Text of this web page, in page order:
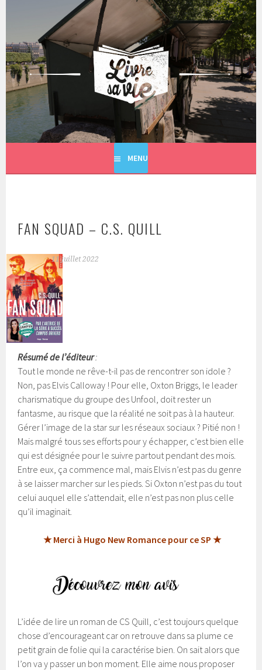
principal
LIVRE SA VIE
MENU
FAN SQUAD – C.S. QUILL
11 juillet 2022
Résumé de l’éditeur:
Tout le monde ne rêve-t-il pas de rencontrer son idole ?
Non, pas Elvis Calloway ! Pour elle, Oxton Briggs, le leader
charismatique du groupe des Unfool, doit rester un
fantasme, au risque que la réalité ne soit pas à la hauteur.
Gérer l’image de la star sur les réseaux sociaux ? Pitié non !
Mais malgré tous ses efforts pour y échapper, c’est bien elle
qui est désignée pour le suivre partout pendant des mois.
Entre eux, ça commence mal, mais Elvis n’est pas du genre
à se laisser marcher sur les pieds. Si Oxton n’est pas du tout
celui auquel elle s’attendait, elle n’est pas non plus celle
qu’il imaginait.
★ Merci à Hugo New Romance pour ce SP ★
L’idée de lire un roman de CS Quill, c’est toujours quelque
chose d’encourageant car on retrouve dans sa plume ce
petit grain de folie qui la caractérise bien. On sait alors que
l’on va y passer un bon moment. Elle aime nous proposer